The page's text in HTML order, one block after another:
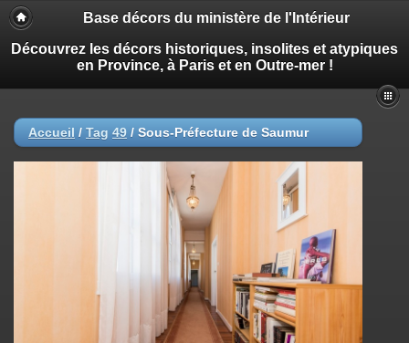
Base décors du ministère de l'Intérieur
Découvrez les décors historiques, insolites et atypiques
en Province, à Paris et en Outre-mer !
Accueil / Tag 49 / Sous-Préfecture de Saumur